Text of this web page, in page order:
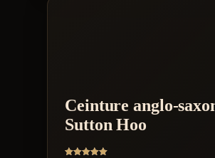
Ceinture anglo-
Sutton Hoo